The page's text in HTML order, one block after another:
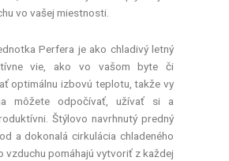
vo vašej miestnosti.
Perfera je ako chladivý letný
vie, ako vo vašom byte či
optimálnu izbovú teplotu, takže vy
môžete odpočívať, užívať si a
Štýlovo navrhnutý predný
a dokonalá cirkulácia chladeného
vzduchu pomáhajú vytvoriť z každej